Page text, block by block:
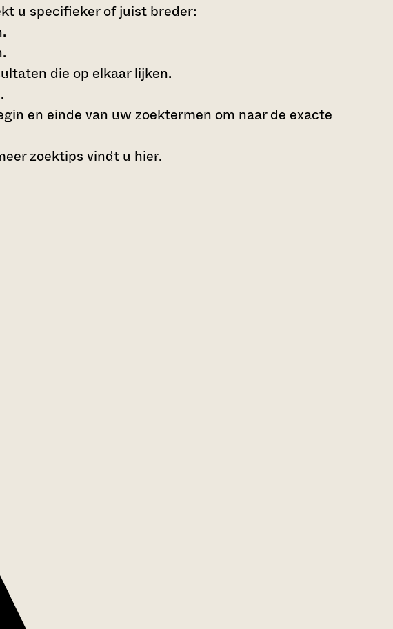
u specifieker of juist breder:
die op elkaar lijken.
en einde van uw zoektermen om naar de exacte
zoektips vindt u hier.